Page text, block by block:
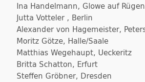
Ina Handelmann, Glowe auf Rügen
Jutta Votteler , Berlin
Alexander von Hagemeister,
Moritz Götze, Halle/Saale
Matthias Wegehaupt, Ueckeritz
Britta Schatton, Erfurt
Steffen Gröbner, Dresden